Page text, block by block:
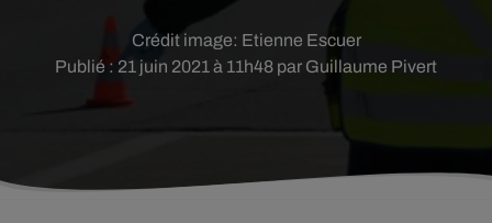
Publié : 21 juin 2021 à 11h48 par Guillaume Pivert
Crédit image: Etienne Escuer